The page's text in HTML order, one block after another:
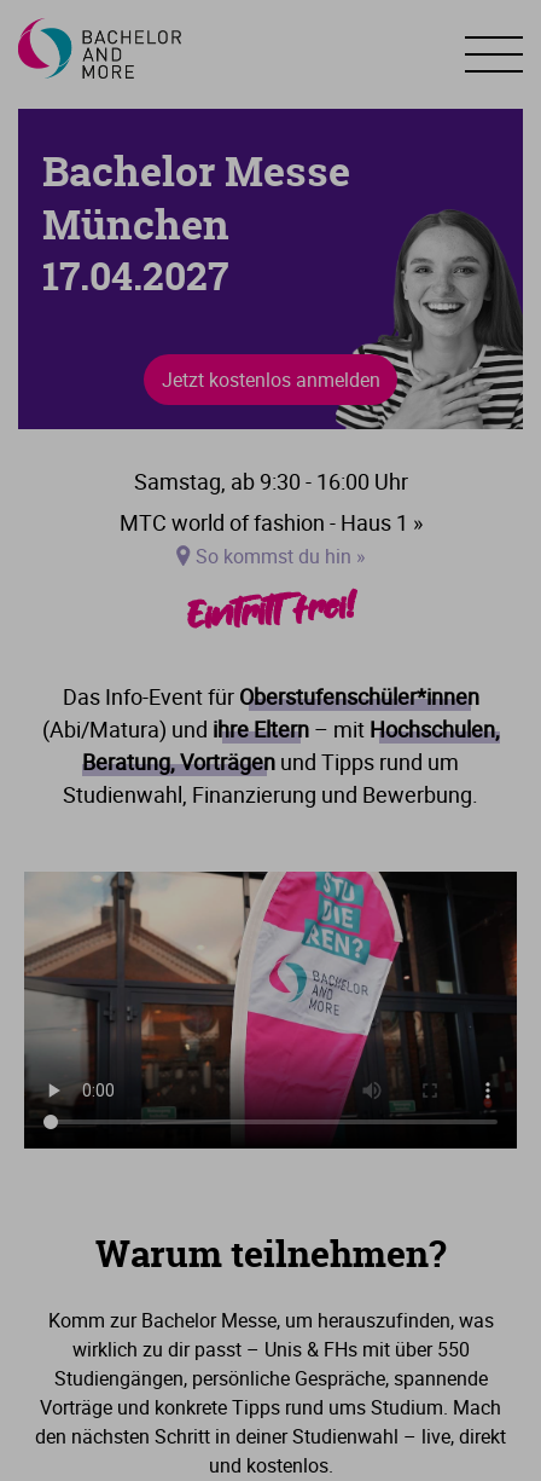
Bachelor Messe
München
17.04.2027
Jetzt kostenlos anmelden
Samstag, ab 9:30 - 16:00 Uhr
MTC world of fashion - Haus 1 »
So kommst du hin »
Eintritt frei!
Das Info-Event für Oberstufenschüler*innen
(Abi/Matura) und ihre Eltern– mit Hochschulen,
Beratung, Vorträgen und Tipps rund um
Studienwahl, Finanzierung und Bewerbung.
Warum teilnehmen?
Komm zur Bachelor Messe, um herauszufinden, was
wirklich zu dir passt – Unis & FHs mit über550
Studiengängen, persönliche Gespräche, spannende
Vorträge und konkrete Tipps rund ums Studium. Mach
den nächsten Schritt in deiner Studienwahl – live, direkt
und kostenlos.